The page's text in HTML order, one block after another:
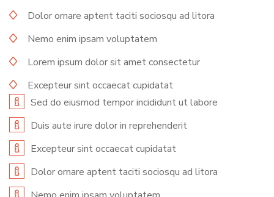
Dolor ornare aptent taciti sociosqu ad litora
Nemo enim ipsam voluptatem
Lorem ipsum dolor sit amet consectetur
Excepteur sint occaecat cupidatat
Sed do eiusmod tempor incididunt ut labore
Duis aute irure dolor in reprehenderit
Excepteur sint occaecat cupidatat
Dolor ornare aptent taciti sociosqu ad litora